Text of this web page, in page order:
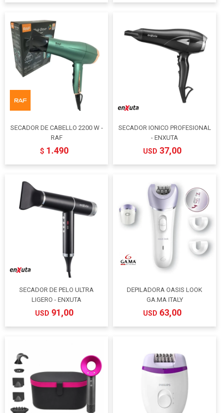
SECADOR DE CABELLO 2200 W -
RAF
$ 1.490
SECADOR IONICO PROFESIONAL
- ENXUTA
USD 37,00
SECADOR DE PELO ULTRA
LIGERO - ENXUTA
USD 91,00
DEPILADORA OASIS LOOK
GA.MA ITALY
USD 63,00